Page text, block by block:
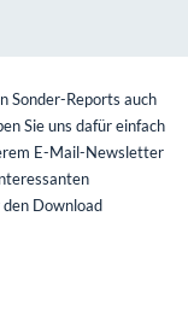
Sonder-Reports auch
Sie uns dafür einfach
E-Mail-Newsletter
Download